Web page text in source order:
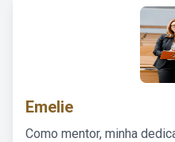
Emelie
Como mentor, minha